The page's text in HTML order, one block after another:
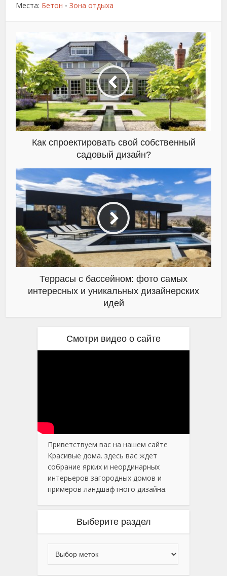
Места: Бетон • Зона отдыха
Как спроектировать свой собственный
садовый дизайн?
Террасы с бассейном: фото самых
интересных и уникальных дизайнерских
идей
Смотри видео о сайте
Приветствуем вас на нашем сайте
Красивые дома. здесь вас ждет
собрание ярких и неординарных
интерьеров загородных домов и
примеров ландшафтного дизайна.
Выберите раздел